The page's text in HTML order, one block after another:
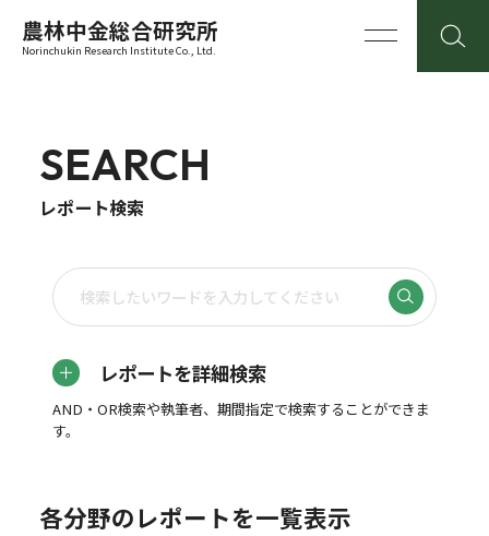
農林中金総合研究所
Norinchukin Research Institute Co., Ltd.
SEARCH
レポート検索
レポートを詳細検索
AND・OR検索や執筆者、期間指定で検索することができま
す。
各分野のレポートを一覧表示